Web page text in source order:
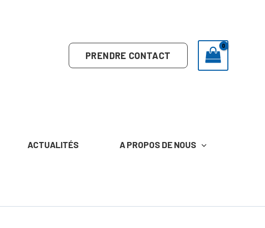
PRENDRE CONTACT
ACTUALITÉS A PROPOS DE NOUS